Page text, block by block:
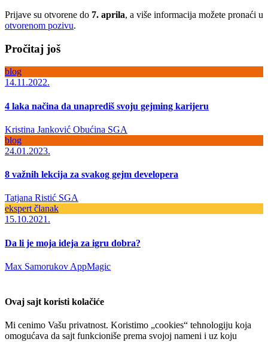
Prijave su otvorene do 7. aprila, a više informacija možete pronaći u
otvorenom pozivu.
Pročitaj još
blog
14.11.2022.
4 laka načina da unaprediš svoju gejming karijeru
Kristina Janković Obućina SGA
blog
24.01.2023.
8 važnih lekcija za svakog gejm developera
Tatjana Ristić SGA
ekspert članak
15.10.2021.
Da li je moja ideja za igru dobra?
Max Samorukov AppMagic
Ovaj sajt koristi kolačiće
Mi cenimo Vašu privatnost. Koristimo „cookies“ tehnologiju koja
omogućava da sajt funkcioniše prema svojoj nameni i uz koju